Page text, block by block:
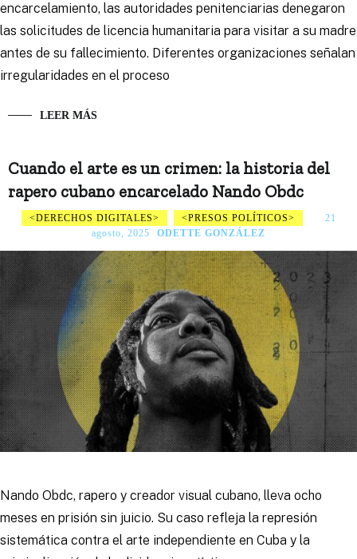
encarcelamiento, las autoridades penitenciarias denegaron
las solicitudes de licencia humanitaria para visitar a su madre
antes de su fallecimiento. Diferentes organizaciones señalan
irregularidades en el proceso
LEER MÁS
Cuando el arte es un crimen: la historia del
rapero cubano encarcelado Nando Obdc
DERECHOS DIGITALES PRESOS POLÍTICOS
21
agosto, 2025
ODETTE GONZÁLEZ
Nando Obdc, rapero y creador visual cubano, lleva ocho
meses en prisión sin juicio. Su caso refleja la represión
sistemática contra el arte independiente en Cuba y la